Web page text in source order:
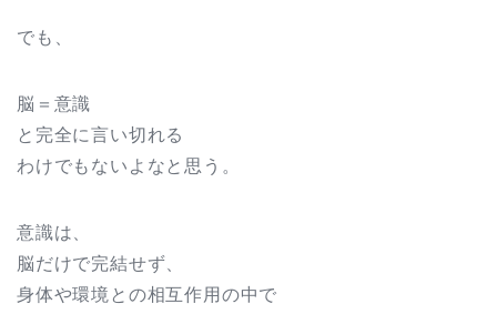
でも、
脳＝意識
と完全に言い切れる
わけでもないよなと思う。
意識は、
脳だけで完結せず、
身体や環境との相互作用の中で